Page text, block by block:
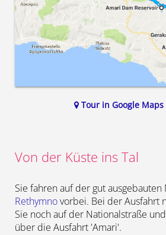
Tour in Google
Von der Küste ins Tal
Sie fahren auf der gut ausgebauten
Rethymnovorbei. Bei der Ausfahrt
Sie noch auf der Nationalstraße
über die Ausfahrt 'Amari'.